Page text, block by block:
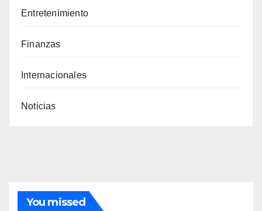
Entretenimiento
Finanzas
Internacionales
Noticias
You missed